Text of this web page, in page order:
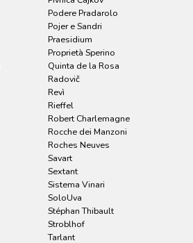
Podere Pradarolo
Pojer e Sandri
Praesidium
Proprietà Sperino
Quinta de la Rosa
Radovič
Revì
Rieffel
Robert Charlemagne
Rocche dei Manzoni
Roches Neuves
Savart
Sextant
Sistema Vinari
SoloUva
Stéphan Thibault
Stroblhof
Tarlant